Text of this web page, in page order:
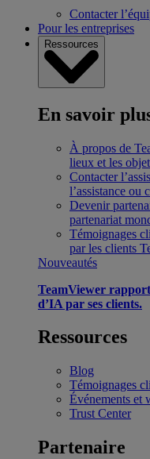
Contacter
Pour les entreprises
Ressources
En savoir
À propos de
lieux et les
Contacter
l’assistance ou
Devenir
partenariat
Témoignages
par les clients
Nouveautés
TeamViewer
d’IA par ses clients.
Ressources
Blog
Témoignages
Événements et
Trust Center
Partenaire